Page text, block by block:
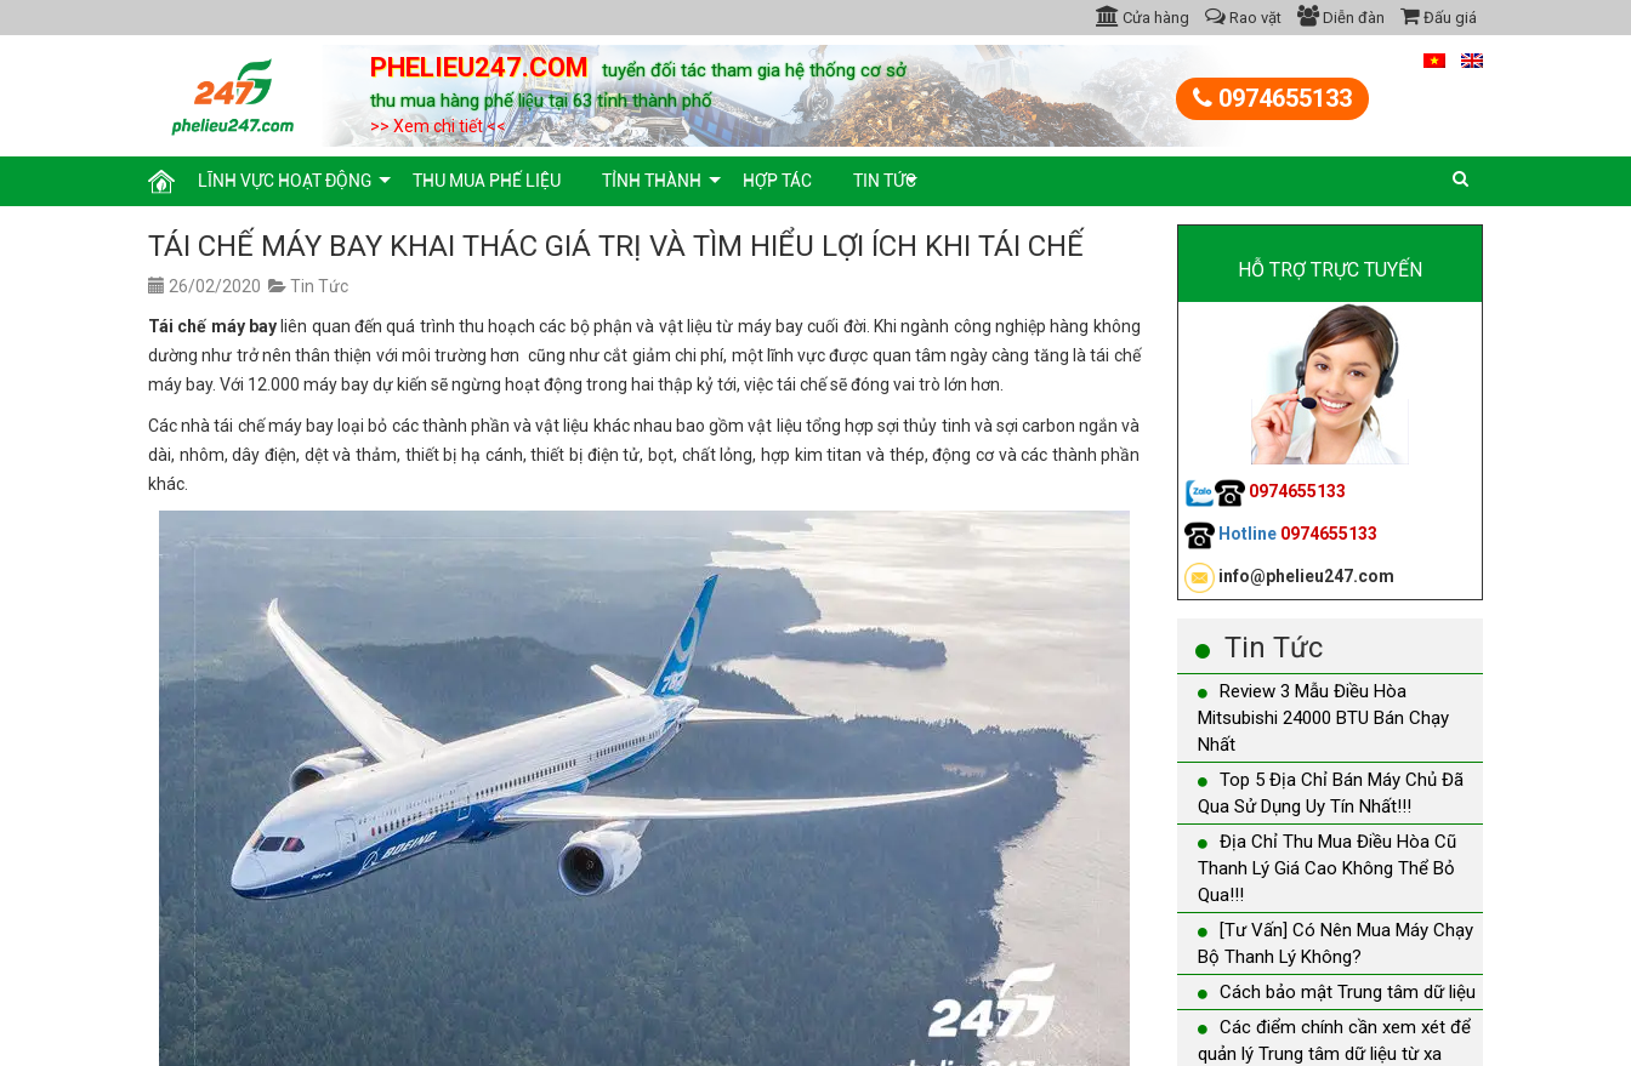
Cửa hàng Rao vặt Diễn đàn Đấu giá
PHELIEU247.COM
tuyển đối tác tham gia hệ thống cơ sở
thu mua hàng phế liệu tại 63 tỉnh thành phố
>> Xem chi tiết <<
0974655133
LĨNH VỰC HOẠT ĐỘNG THU MUA PHẾ LIỆU TỈNH THÀNH HỢP TÁC TIN TỨC
TÁI CHẾ MÁY BAY KHAI THÁC GIÁ TRỊ VÀ TÌM HIỂU LỢI ÍCH KHI TÁI CHẾ
26/02/2020 Tin Tức
Tái chế máy bayliên quan đến quá trình thu hoạch các bộ phận và vật liệu từ máy bay cuối đời. Khi ngành công nghiệp hàng không
dường như trở nên thân thiện với môi trường hơn cũng như cắt giảm chi phí, một lĩnh vực được quan tâm ngày càng tăng là tái chế
máy bay. Với 12.000 máy bay dự kiến ​​sẽ ngừng hoạt động trong hai thập kỷ tới, việc tái chế sẽ đóng vai trò lớn hơn.
Các nhà tái chế máy bay loại bỏ các thành phần và vật liệu khác nhau bao gồm vật liệu tổng hợp sợi thủy tinh và sợi carbon ngắn và
dài, nhôm, dây điện, dệt và thảm, thiết bị hạ cánh, thiết bị điện tử, bọt, chất lỏng, hợp kim titan và thép, động cơ và các thành phần
khác.
HỖ TRỢ TRỰC TUYẾN
0974655133
Hotline 0974655133
info@phelieu247.com
Tin Tức
Review 3 Mẫu Điều Hòa
Mitsubishi 24000 BTU Bán Chạy
Nhất
Top 5 Địa Chỉ Bán Máy Chủ Đã
Qua Sử Dụng Uy Tín Nhất!!!
Địa Chỉ Thu Mua Điều Hòa Cũ
Thanh Lý Giá Cao Không Thể Bỏ
Qua!!!
[Tư Vấn] Có Nên Mua Máy Chạy
Bộ Thanh Lý Không?
Cách bảo mật Trung tâm dữ liệu
Các điểm chính cần xem xét để
quản lý Trung tâm dữ liệu từ xa